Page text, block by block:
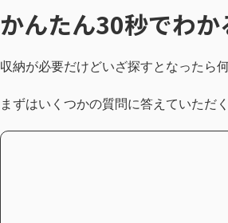
かんたん30秒でわ
収納が必要だけどいざ探すとなったら
まずはいくつかの質問に答えていただ